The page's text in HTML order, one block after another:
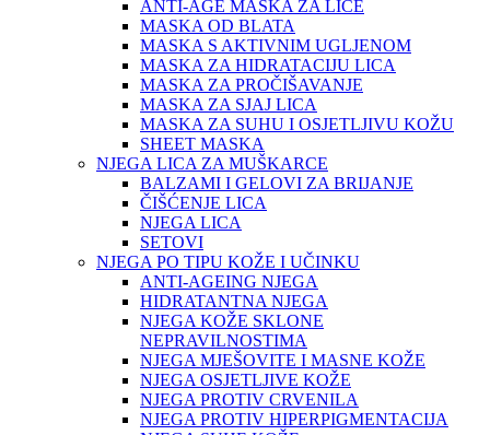
ANTI-AGE MASKA ZA LICE
MASKA OD BLATA
MASKA S AKTIVNIM UGLJENOM
MASKA ZA HIDRATACIJU LICA
MASKA ZA PROČIŠAVANJE
MASKA ZA SJAJ LICA
MASKA ZA SUHU I OSJETLJIVU KOŽU
SHEET MASKA
NJEGA LICA ZA MUŠKARCE
BALZAMI I GELOVI ZA BRIJANJE
ČIŠĆENJE LICA
NJEGA LICA
SETOVI
NJEGA PO TIPU KOŽE I UČINKU
ANTI-AGEING NJEGA
HIDRATANTNA NJEGA
NJEGA KOŽE SKLONE
NEPRAVILNOSTIMA
NJEGA MJEŠOVITE I MASNE KOŽE
NJEGA OSJETLJIVE KOŽE
NJEGA PROTIV CRVENILA
NJEGA PROTIV HIPERPIGMENTACIJA